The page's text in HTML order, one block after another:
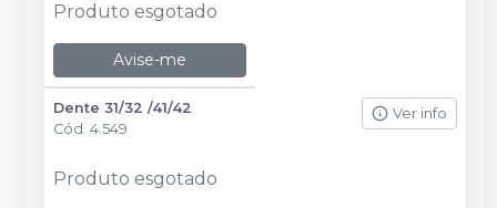
Produto esgotado
Avise-me
Dente 31/32 /41/42
Cód. 4.549
Ver info
Produto esgotado